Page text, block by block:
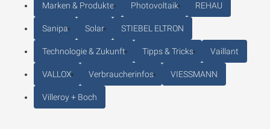
Marken & Produkte Photovoltaik REHAU
Sanipa Solar STIEBEL ELTRON
Technologie & Zukunft Tipps & Tricks Vaillant
VALLOX Verbraucherinfos VIESSMANN
Villeroy + Boch